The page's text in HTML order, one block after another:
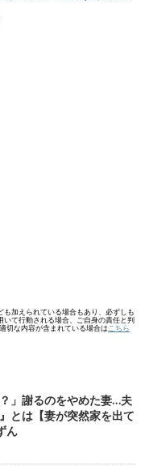
加えられている場合もあり、必ずしも
て行動される場合、ご自身の責任と判
切な内容が含まれている場合はこちら
」謝るのをやめた妻…夫
とは【妻が突然家を出て
ん